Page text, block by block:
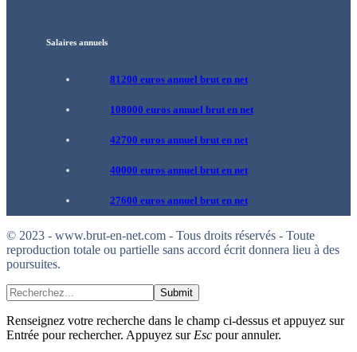
Salaires annuels
81200 euros annuel brut en net
108000 euros annuel brut en net
42700 euros annuel brut en net
40000 euros annuel brut en net
27600 euros annuel brut en net
© 2023 - www.brut-en-net.com - Tous droits réservés - Toute
reproduction totale ou partielle sans accord écrit donnera lieu à des
poursuites.
Submit
Renseignez votre recherche dans le champ ci-dessus et appuyez sur
Entrée pour rechercher. Appuyez sur Esc pour annuler.